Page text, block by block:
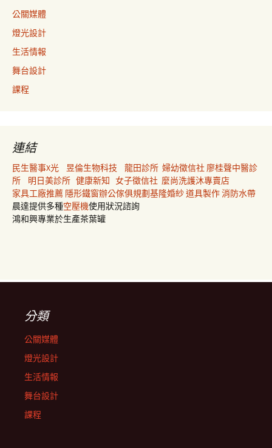
公關媒體
燈光設計
生活情報
舞台設計
課程
連結
民生醫事X光 昱倫生物科技 龍田診所 婦幼徵信社 廖桂聲中醫診
所
明日美診所 健康新知 女子徵信社 麼尚洗護沐專賣店
家具工廠推薦 隱形鐵窗辦公傢俱規劃基隆婚紗道具製作消防水帶
晨達提供多種空壓機使用狀況諮詢
鴻和興專業於生產茶葉罐
分類
公關媒體
燈光設計
生活情報
舞台設計
課程